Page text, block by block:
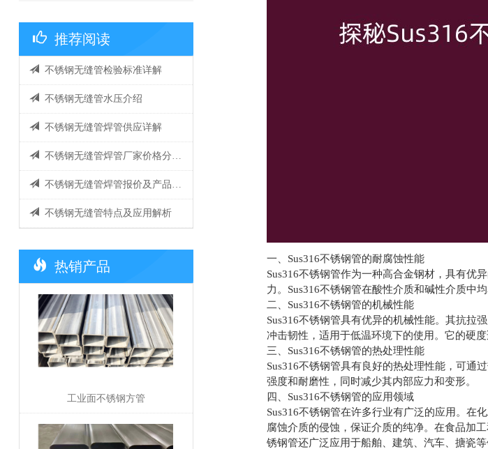
推荐阅读
不锈钢无缝管检验标准详解
不锈钢无缝管水压介绍
不锈钢无缝管焊管供应详解
不锈钢无缝管焊管厂家价格分析与比较
不锈钢无缝管焊管报价及产品特点全解析
不锈钢无缝管特点及应用解析
热销产品
工业面不锈钢方管
一、Sus316不锈钢管的耐腐蚀性能
Sus316不锈钢管作为一种高合金钢材，具有优
力。Sus316不锈钢管在酸性介质和碱性介质中
二、Sus316不锈钢管的机械性能
Sus316不锈钢管具有优异的机械性能。其抗拉
冲击韧性，适用于低温环境下的使用。它的硬
三、Sus316不锈钢管的热处理性能
Sus316不锈钢管具有良好的热处理性能，可通
强度和耐磨性，同时减少其内部应力和变形。
四、Sus316不锈钢管的应用领域
Sus316不锈钢管在许多行业有广泛的应用。在
腐蚀介质的侵蚀，保证介质的纯净。在食品加
锈钢管还广泛应用于船舶、建筑、汽车、搪瓷